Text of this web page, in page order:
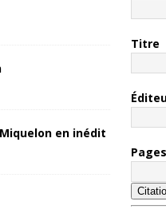
en inédit
Titre
Pages